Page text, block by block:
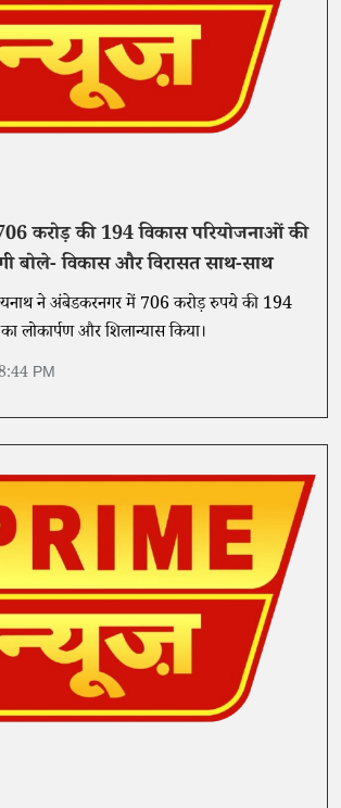
करोड़ की 194 विकास परियोजनाओं की
बोले- विकास और विरासत साथ-साथ
ने अंबेडकरनगर में 706 करोड़ रुपये की 194
लोकार्पण और शिलान्यास किया।
PM